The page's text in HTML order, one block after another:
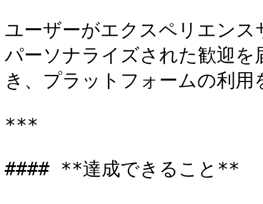
ユーザーがエクスペリエン
パーソナライズされた歓迎
き、プラットフォームの利用
***
#### **達成できること**